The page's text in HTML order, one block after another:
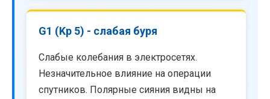
G1 (Kp 5) - слабая буря
Слабые колебания в электросетях.
Незначительное влияние на операции
спутников. Полярные сияния видны на